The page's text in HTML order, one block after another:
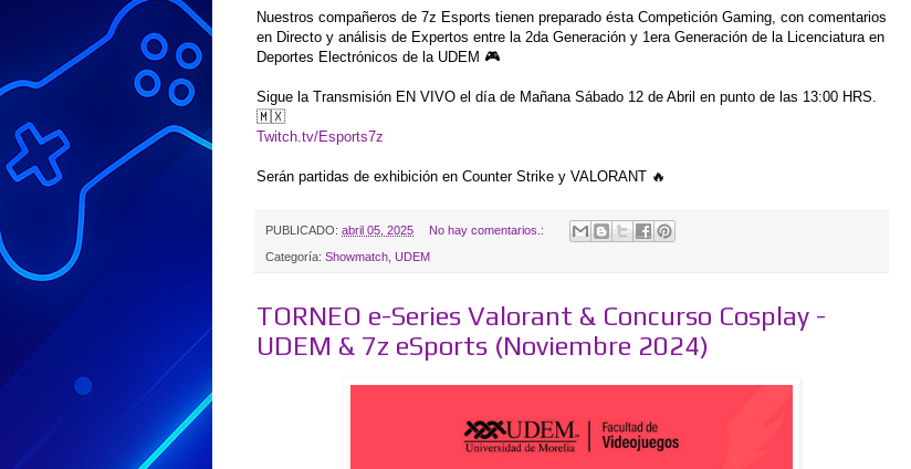
Nuestros compañeros de 7z Esports tienen preparado ésta Competición Gaming, con comentarios
en Directo y análisis de Expertos entre la 2da Generación y 1era Generación de la Licenciatura en
Deportes Electrónicos de la UDEM 🎮
Sigue la Transmisión EN VIVO el día de Mañana Sábado 12 de Abril en punto de las 13:00 HRS.
🇲🇽
Twitch.tv/Esports7z
Serán partidas de exhibición en Counter Strike y VALORANT 🔥
PUBLICADO: abril 05, 2025 No hay comentarios.:
Categoría: Showmatch UDEM
TORNEO e-Series Valorant & Concurso Cosplay -
UDEM & 7z eSports (Noviembre 2024)